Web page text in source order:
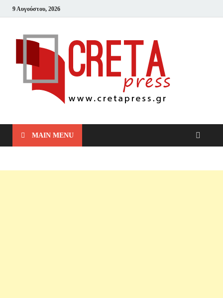
9 Αυγούστου, 2026
MAIN MENU